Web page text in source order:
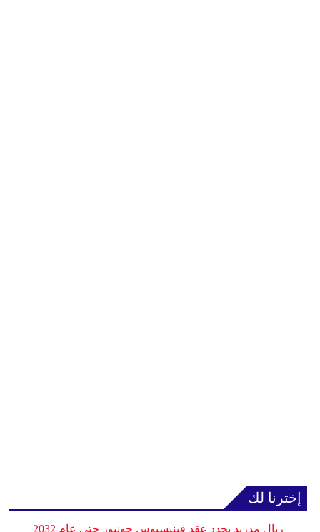
إخترنا لك
ريال مدريد يجدد عقد فينيسيوس جونيور حتى عام 2032